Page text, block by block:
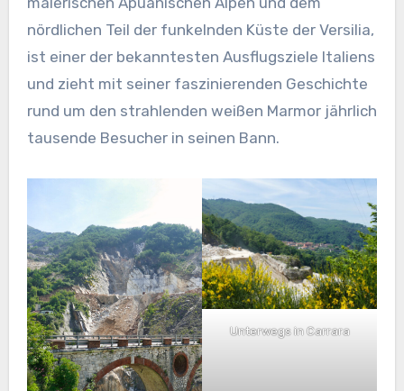
nördlichen Teil der funkelnden Küste der Versilia,
ist einer der bekanntesten Ausflugsziele Italiens
und zieht mit seiner faszinierenden Geschichte
rund um den strahlenden weißen Marmor jährlich
tausende Besucher in seinen Bann.
Unterwegs in Carrara